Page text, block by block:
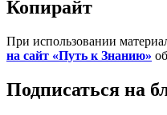
Копирайт
При использовании
на сайт «Путь к Знанию»
Подписаться на